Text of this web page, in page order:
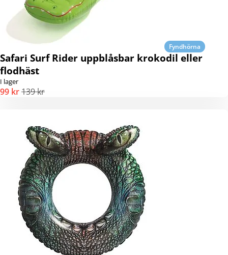
Fyndhörna
Safari Surf Rider uppblåsbar krokodil eller
flodhäst
I lager
99 kr139 kr